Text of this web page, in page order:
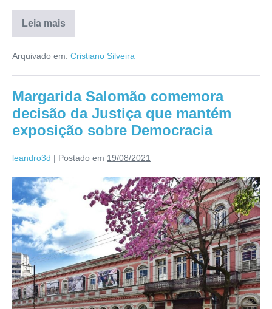
Leia mais
Arquivado em: Cristiano Silveira
Margarida Salomão comemora
decisão da Justiça que mantém
exposição sobre Democracia
leandro3d | Postado em 19/08/2021